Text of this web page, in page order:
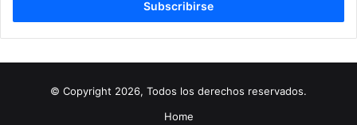
© Copyright 2026, Todos los derechos reservados.
Home